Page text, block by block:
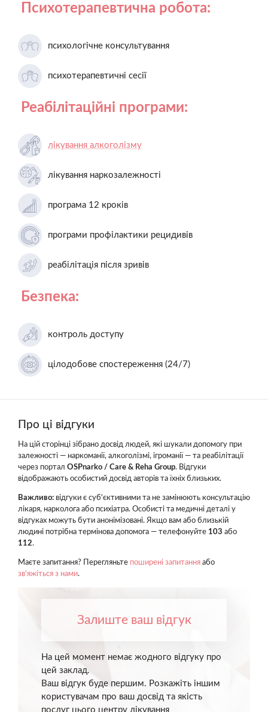
Психотерапевтична робота:
психологічне консультування
психотерапевтичні сесії
Реабілітаційні програми:
лікування алкоголізму
лікування наркозалежності
програма 12 кроків
програми профілактики рецидивів
реабілітація після зривів
Безпека:
контроль доступу
цілодобове спостереження (24/7)
Про ці відгуки
На цій сторінці зібрано досвід людей, які шукали допомогу при
залежності — наркоманії, алкоголізмі, ігроманії — та реабілітації
через портал OSPnarko / Care & Reha Group. Відгуки
відображають особистий досвід авторів та їхніх близьких.
Важливо: відгуки є суб'єктивними та не замінюють консультацію
лікаря, нарколога або психіатра. Особисті та медичні деталі у
відгуках можуть бути анонімізовані. Якщо вам або близькій
людині потрібна термінова допомога — телефонуйте 103 або
112.
Маєте запитання? Перегляньте поширені запитання або
зв'яжіться з нами.
Залиште ваш відгук
На цей момент немає жодного відгуку про
цей заклад.
Ваш відгук буде першим. Розкажіть іншим
користувачам про ваш досвід та якість
послуг цього центру лікування